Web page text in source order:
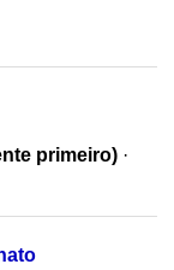
primeiro) ·